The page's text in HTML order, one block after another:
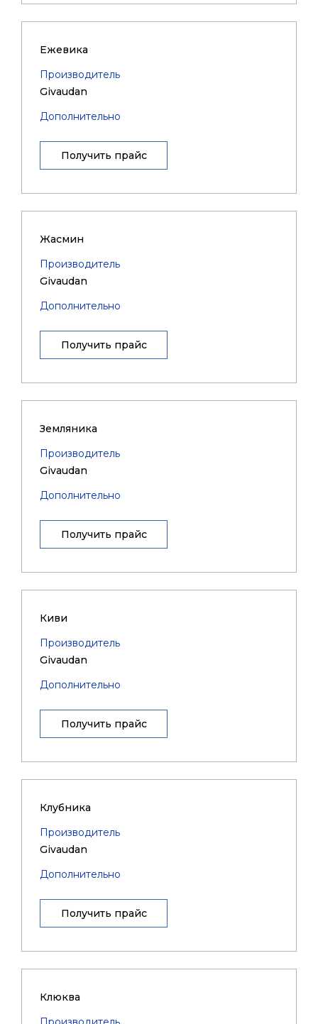
Ежевика
Производитель
Givaudan
Дополнительно
Получить прайс
Жасмин
Производитель
Givaudan
Дополнительно
Получить прайс
Земляника
Производитель
Givaudan
Дополнительно
Получить прайс
Киви
Производитель
Givaudan
Дополнительно
Получить прайс
Клубника
Производитель
Givaudan
Дополнительно
Получить прайс
Клюква